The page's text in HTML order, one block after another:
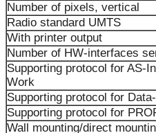
Number of pixels, vertical
Radio standard UMTS
With printer output
Number of HW-interfaces
Supporting protocol for AS-
Work
Supporting protocol for
Supporting protocol for
Wall mounting/direct